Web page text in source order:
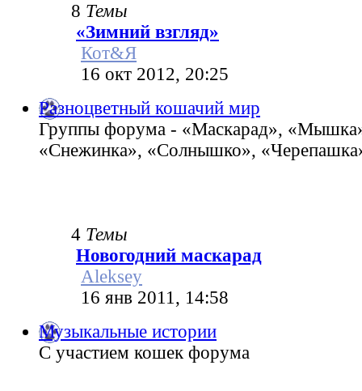
8 Темы
«Зимний взгляд»
Кот&Я
16 окт 2012, 20:25
Разноцветный кошачий мир
Группы форума - «Маскарад»,
«Снежинка», «Солнышко»,
4 Темы
Новогодний маскарад
Aleksey
16 янв 2011, 14:58
Музыкальные истории
С участием кошек форума